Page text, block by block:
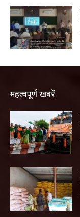
महत्वपूर्ण खबरें